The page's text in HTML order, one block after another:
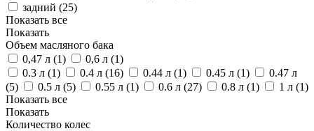
задний (25)
Показать все
Показать
Объем масляного бака
0,47 л (1) 0,6 л (1)
0.3 л (1) 0.4 л (16) 0.44 л (1) 0.45 л (1)
0.47 л
(5) 0.5 л (5) 0.55 л (1) 0.6 л (27) 0.8 л (1) 1 л (1)
Показать все
Показать
Количество колес